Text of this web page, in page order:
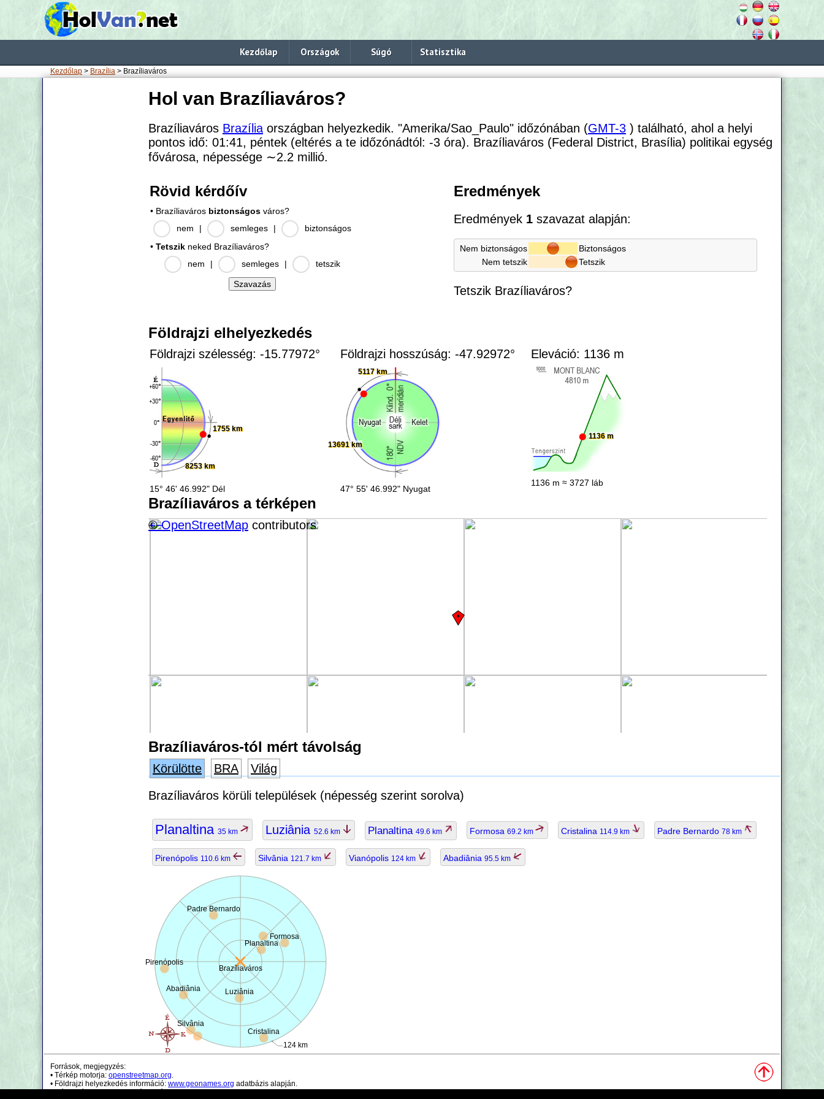
Kezdőlap Országok Súgó Statisztika
Kezdőlap > Brazília > Brazíliaváros
Hol van Brazíliaváros?
Brazíliaváros Brazília országban helyezkedik. "Amerika/Sao_Paulo" időzónában (GMT-3 ) található, ahol a helyi
pontos idő: 01:41, péntek (eltérés a te időzónádtól: -3 óra). Brazíliaváros (Federal District, Brasília) politikai egység
fővárosa, népessége ∼2.2 millió.
Rövid kérdőív
• Brazíliaváros biztonságos város?
nem
| semleges |
biztonságos
• Tetszik neked Brazíliaváros?
nem
| semleges | tetszik
Eredmények
Eredmények 1 szavazat alapján:
Nem biztonságos
Biztonságos
Nem tetszik
Tetszik
Tetszik Brazíliaváros?
Földrajzi elhelyezkedés
Földrajzi szélesség: -15.77972°
8253 km
1755 km
15° 46' 46.992" Dél
Földrajzi hosszúság: -47.92972°
5117 km
13691 km
47° 55' 46.992" Nyugat
Eleváció: 1136 m
1136 m
1136 m ≈ 3727 láb
Brazíliaváros a térképen
+−
©OpenStreetMap contributors
Brazíliaváros-tól mért távolság
Körülötte BRA
Világ
Brazíliaváros körüli települések (népesség szerint sorolva)
Planaltina 35 km Luziânia 52.6 km Planaltina 49.6 km Formosa 69.2 km Cristalina 114.9 km Padre Bernardo 78 km
Pirenópolis 110.6 km Silvânia 121.7 km Vianópolis 124 km Abadiânia 95.5 km
Brazíliaváros
124 km
Planaltina
Luziânia
Formosa
Cristalina
Padre Bernardo
Pirenópolis
Silvânia
Abadiânia
Források, megjegyzés:
• Térkép motorja: openstreetmap.org.
• Földrajzi helyezkedés információ: www.geonames.org adatbázis alapján.